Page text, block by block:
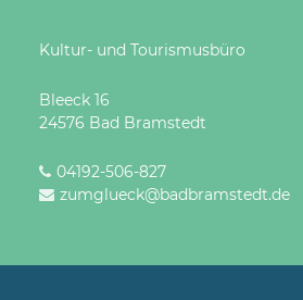
Kultur- und Tourismusbüro
Bleeck 16
24576 Bad Bramstedt
04192-506-827
zumglueck@badbramstedt.de